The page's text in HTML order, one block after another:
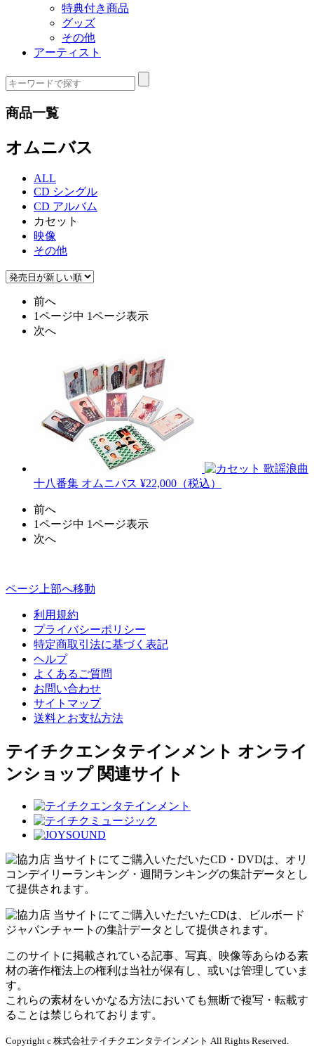
特典付き商品
グッズ
その他
アーティスト
商品一覧
オムニバス
ALL
CD シングル
CD アルバム
カセット
映像
その他
前へ
1ページ中 1ページ表示
次へ
歌謡浪曲
十八番集 オムニバス ¥22,000（税込）
前へ
1ページ中 1ページ表示
次へ
ページ上部へ移動
利用規約
プライバシーポリシー
特定商取引法に基づく表記
ヘルプ
よくあるご質問
お問い合わせ
サイトマップ
送料とお支払方法
テイチクエンタテインメント オンライ
ンショップ 関連サイト
当サイトにてご購入いただいたCD・DVDは、オリ
コンデイリーランキング・週間ランキングの集計データとし
て提供されます。
当サイトにてご購入いただいたCDは、ビルボード
ジャパンチャートの集計データとして提供されます。
このサイトに掲載されている記事、写真、映像等あらゆる素
材の著作権法上の権利は当社が保有し、或いは管理していま
す。
これらの素材をいかなる方法においても無断で複写・転載す
ることは禁じられております。
Copyright c 株式会社テイチクエンタテインメント All Rights Reserved.